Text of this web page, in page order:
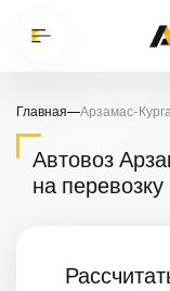
Главная—Арзамас-
Автовоз
на перевозку